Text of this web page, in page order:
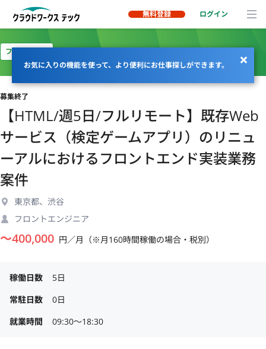
無料登録 ログイン
お気に入りの機能を使って、より便利にお仕事探しができます。
フルリモート
募集終了
【HTML/週5日/フルリモート】既存Web
サービス（検定ゲームアプリ）のリニュ
ーアルにおけるフロントエンド実装業務
案件
東京都、渋谷
フロントエンジニア
〜400,000 円／月（※月160時間稼働の場合・税別）
稼働日数
5日
常駐日数
0日
就業時間
09:30〜18:30